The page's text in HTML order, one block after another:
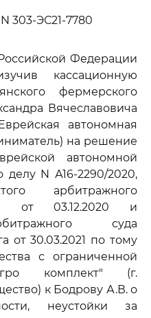
303-ЭС21-7780
Федерации
кассационную
фермерского
Вячеславовича
автономная
на решение
автономной
делу N А16-2290/2020,
арбитражного
от 03.12.2020 и
суда
от 30.03.2021 по тому
с ограниченной
комплект" (г.
к Бодрову А.В. о
неустойки за